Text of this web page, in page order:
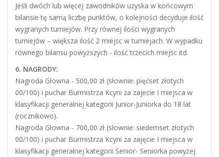
Jeśli dwóch lub więcej zawodników uzyska w końcowym
bilansie tę samą liczbę punktów, o kolejności decyduje ilość
wygranych turniejów. Przy równej ilości wygranych
turniejów – większa ilość 2 miejsc w turniejach. W wypadku
równego bilansu powyższych - ilość trzecich miejsc itd.
6. NAGRODY:
Nagroda Głowna - 500,00 zł (słownie: pięćset złotych
00/100) i puchar Burmistrza Kcyni za zajecie I miejsca w
klasyfikacji generalnej kategorii Junior-Juniorka do 18 lat
(rocznikowo).
Nagroda Głowna - 700,00 zł (słownie: siedemset złotych
00/100) i puchar Burmistrza Kcyni za zajęcie I miejsca w
klasyfikacji generalnej kategorii Senior- Seniorka powyżej